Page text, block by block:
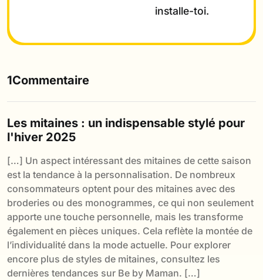
installe-toi.
1Commentaire
Les mitaines : un indispensable stylé pour
l'hiver 2025
[…] Un aspect intéressant des mitaines de cette saison
est la tendance à la personnalisation. De nombreux
consommateurs optent pour des mitaines avec des
broderies ou des monogrammes, ce qui non seulement
apporte une touche personnelle, mais les transforme
également en pièces uniques. Cela reflète la montée de
l’individualité dans la mode actuelle. Pour explorer
encore plus de styles de mitaines, consultez les
dernières tendances sur Be by Maman. […]